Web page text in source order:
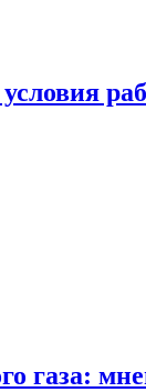
газа: